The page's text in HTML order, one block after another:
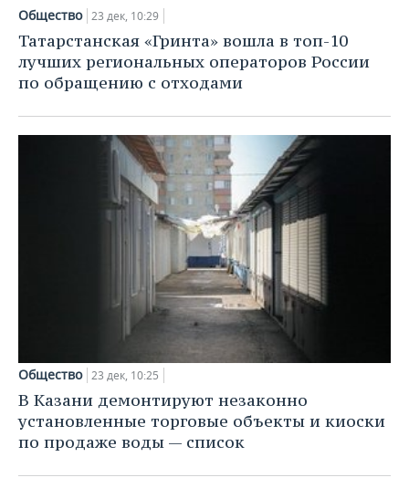
Общество 23 дек, 10:29
Татарстанская «Гринта» вошла в топ-10
лучших региональных операторов России
по обращению с отходами
Общество 23 дек, 10:25
В Казани демонтируют незаконно
установленные торговые объекты и киоски
по продаже воды — список